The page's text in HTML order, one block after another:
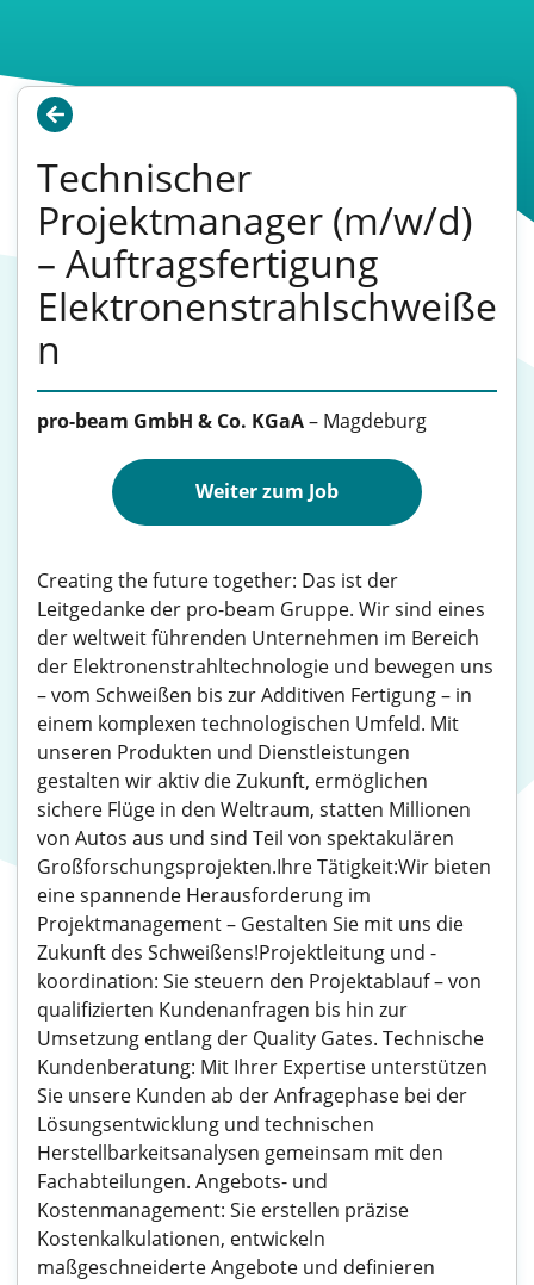
Technischer
Projektmanager (m/w/d)
– Auftragsfertigung
Elektronenstrahlschweiße
n
pro-beam GmbH & Co. KGaA– Magdeburg
Weiter zum Job
Creating the future together: Das ist der
Leitgedanke der pro-beam Gruppe. Wir sind eines
der weltweit führenden Unternehmen im Bereich
der Elektronenstrahltechnologie und bewegen uns
– vom Schweißen bis zur Additiven Fertigung – in
einem komplexen technologischen Umfeld. Mit
unseren Produkten und Dienstleistungen
gestalten wir aktiv die Zukunft, ermöglichen
sichere Flüge in den Weltraum, statten Millionen
von Autos aus und sind Teil von spektakulären
Großforschungsprojekten.Ihre Tätigkeit:Wir bieten
eine spannende Herausforderung im
Projektmanagement – Gestalten Sie mit uns die
Zukunft des Schweißens!Projektleitung und -
koordination: Sie steuern den Projektablauf – von
qualifizierten Kundenanfragen bis hin zur
Umsetzung entlang der Quality Gates. Technische
Kundenberatung: Mit Ihrer Expertise unterstützen
Sie unsere Kunden ab der Anfragephase bei der
Lösungsentwicklung und technischen
Herstellbarkeitsanalysen gemeinsam mit den
Fachabteilungen. Angebots- und
Kostenmanagement: Sie erstellen präzise
Kostenkalkulationen, entwickeln
maßgeschneiderte Angebote und definieren